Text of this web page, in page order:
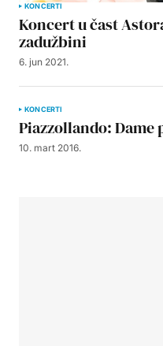
KONCERTI
Koncert u čast
zadužbini
6. jun 2021.
KONCERTI
Piazzollando: Dame
10. mart 2016.